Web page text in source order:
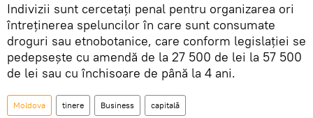
Indivizii sunt cercetați penal pentru organizarea ori
întreținerea speluncilor în care sunt consumate
droguri sau etnobotanice, care conform legislației se
pedepsește cu amendă de la 27 500 de lei la 57 500
de lei sau cu închisoare de până la 4 ani.
Moldova tinere Business capitală